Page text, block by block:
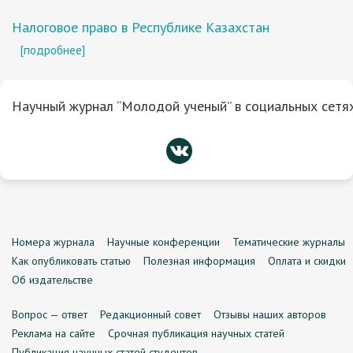
Налоговое право в Республике Казахстан
[подробнее]
Научный журнал “Молодой ученый” в социальных
Номера журнала Научные конференции
Тематические журналы
Как опубликовать статью
Полезная информация
Оплата и скидки
Об издательстве
Вопрос — ответ Редакционный совет
Отзывы наших авторов
Реклама на сайте
Срочная публикация научных статей